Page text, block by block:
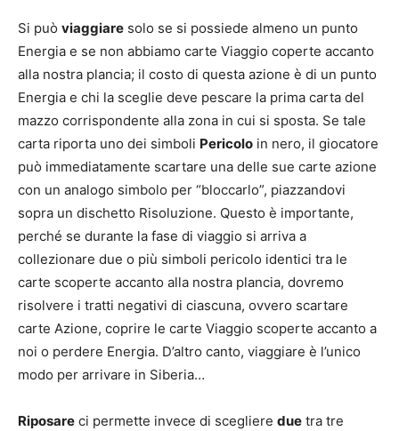
Si può viaggiare solo se si possiede almeno un punto
Energia e se non abbiamo carte Viaggio coperte accanto
alla nostra plancia; il costo di questa azione è di un punto
Energia e chi la sceglie deve pescare la prima carta del
mazzo corrispondente alla zona in cui si sposta. Se tale
carta riporta uno dei simboli Pericolo in nero, il giocatore
può immediatamente scartare una delle sue carte azione
con un analogo simbolo per “bloccarlo”, piazzandovi
sopra un dischetto Risoluzione. Questo è importante,
perché se durante la fase di viaggio si arriva a
collezionare due o più simboli pericolo identici tra le
carte scoperte accanto alla nostra plancia, dovremo
risolvere i tratti negativi di ciascuna, ovvero scartare
carte Azione, coprire le carte Viaggio scoperte accanto a
noi o perdere Energia. D’altro canto, viaggiare è l’unico
modo per arrivare in Siberia…
Riposare ci permette invece di scegliere due tra tre